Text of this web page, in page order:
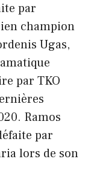
par
champion
Ugas,
par TKO
Ramos
par
lors de son